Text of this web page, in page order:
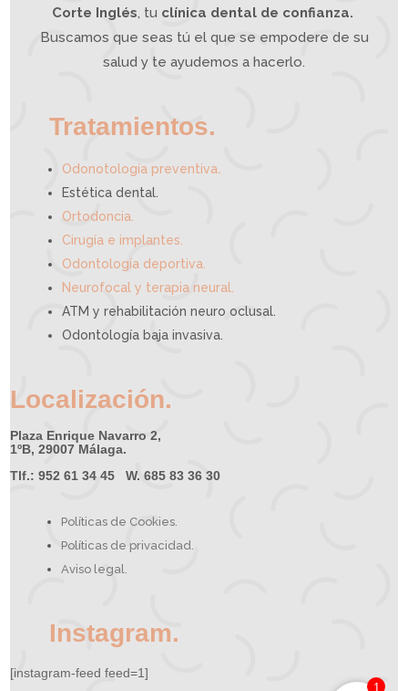
Corte Inglés, tu clínica dental de confianza.
Buscamos que seas tú el que se empodere de su
salud y te ayudemos a hacerlo.
Tratamientos.
Odonotología preventiva.
Estética dental.
Ortodoncia.
Cirugía e implantes.
Odontología deportiva.
Neurofocal y terapia neural.
ATM y rehabilitación neuro oclusal.
Odontología baja invasiva.
Localización.
Plaza Enrique Navarro 2,
1ºB, 29007 Málaga.
Tlf.: 952 61 34 45 W. 685 83 36 30
Políticas de Cookies.
Políticas de privacidad.
Aviso legal.
Instagram.
[instagram-feed feed=1]
1